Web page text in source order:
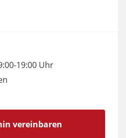
19:00 Uhr
vereinbaren